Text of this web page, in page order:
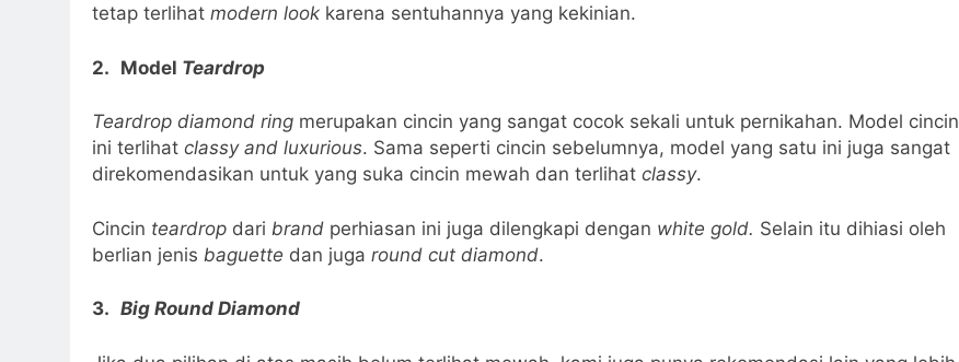
tetap terlihat modern look karena sentuhannya yang kekinian.
2. Model Teardrop
Teardrop diamond ring merupakan cincin yang sangat cocok sekali untuk pernikahan. Model cincin
ini terlihat classy and luxurious. Sama seperti cincin sebelumnya, model yang satu ini juga sangat
direkomendasikan untuk yang suka cincin mewah dan terlihat classy.
Cincin teardrop dari brand perhiasan ini juga dilengkapi dengan white gold. Selain itu dihiasi oleh
berlian jenis baguette dan juga round cut diamond.
3. Big Round Diamond